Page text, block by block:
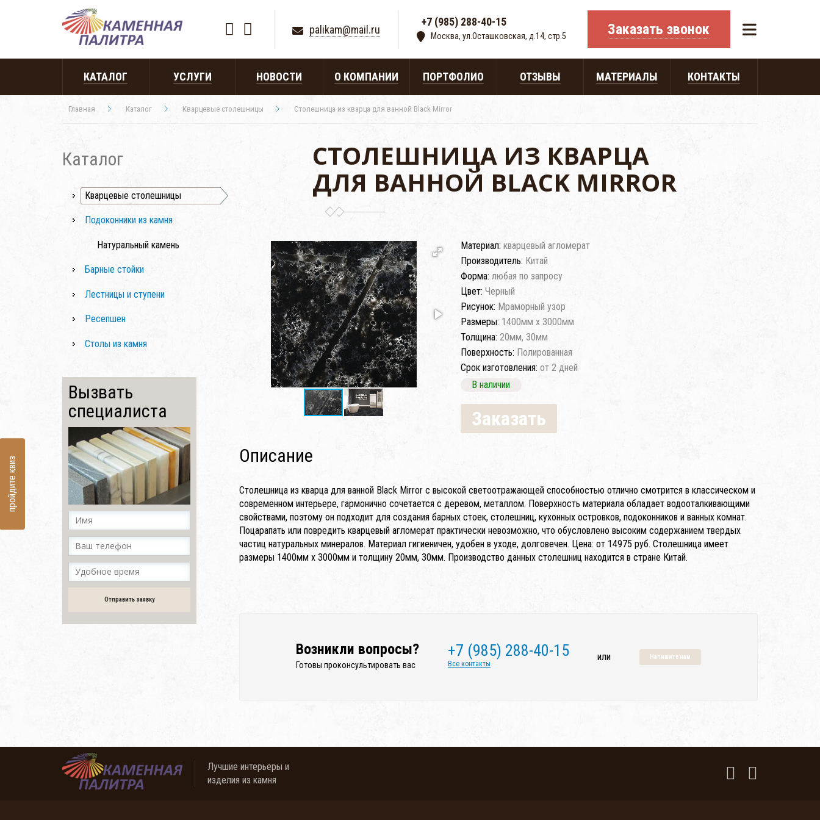
palikam@mail.ru
|+7 (985) 288-40-15
Москва, ул.Осташковская, д.14, стр.5 Заказать звонок
КАТАЛОГ УСЛУГИ НОВОСТИ О КОМПАНИИ ПОРТФОЛИО ОТЗЫВЫ МАТЕРИАЛЫ КОНТАКТЫ
Главная Каталог Кварцевые столешницы Столешница из кварца для ванной Black Mirror
Каталог
Кварцевые столешницы
Подоконники из камня
Натуральный камень
Барные стойки
Лестницы и ступени
Ресепшен
Столы из камня
Вызвать
специалиста
Отправить заявку
СТОЛЕШНИЦА ИЗ КВАРЦА
ДЛЯ ВАННОЙ BLACK MIRROR
Материал: кварцевый агломерат
Производитель: Китай
Форма: любая по запросу
Цвет: Черный
Рисунок: Мраморный узор
Размеры: 1400мм x 3000мм
Толщина: 20мм, 30мм
Поверхность: Полированная
Срок изготовления: от 2 дней
В наличии
Заказать
Описание
Столешница из кварца для ванной Black Mirror с высокой светоотражающей способностью отлично смотрится в классическом и
современном интерьере, гармонично сочетается с деревом, металлом. Поверхность материала обладает водооталкивающими
свойствами, поэтому он подходит для создания барных стоек, столешниц, кухонных островков, подоконников и ванных комнат.
Поцарапать или повредить кварцевый агломерат практически невозможно, что обусловлено высоким содержанием твердых
частиц натуральных минералов. Материал гигиеничен, удобен в уходе, долговечен. Цена: от 14975 руб. Столешница имеет
размеры 1400мм x 3000мм и толщину 20мм, 30мм. Производство данных столешниц находится в стране Китай.
Возникли вопросы?
Готовы проконсультировать вас
+7 (985) 288-40-15
Все контакты
или Напишите нам
Лучшие интерьеры и
изделия из камня
пройдите квиз